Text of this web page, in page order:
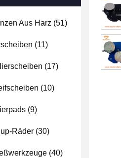
Aus Harz (51)
(11)
(17)
(10)
(9)
Räder (30)
(40)